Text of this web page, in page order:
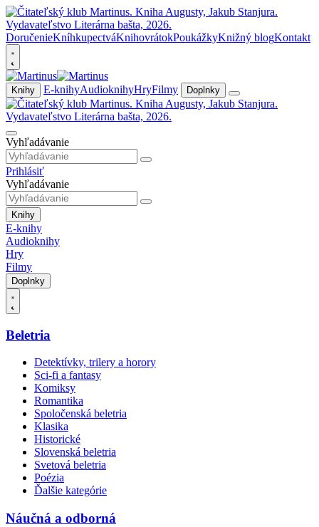
DoručenieKníhkupectváKnihovrátokPoukážkyKnižný blogKontakt
Knihy E-knihyAudioknihyHryFilmy Doplnky
Vyhľadávanie
Prihlásiť
Vyhľadávanie
Knihy
E-knihy
Audioknihy
Hry
Filmy
Doplnky
Beletria
Detektívky, trilery a horory
Sci-fi a fantasy
Komiksy
Romantika
Spoločenská beletria
Klasika
Historické
Slovenská beletria
Svetová beletria
Poézia
Ďalšie kategórie
Náučná a odborná